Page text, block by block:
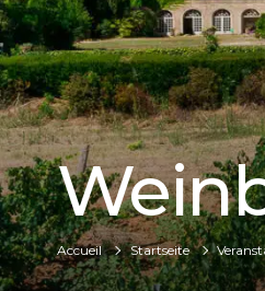
Accueil Startseite